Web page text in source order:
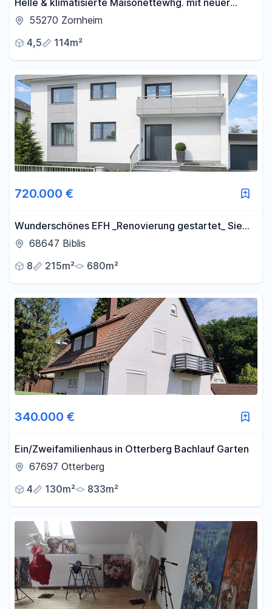
Helle & klimatisierte Maisonettewhg. mit neuer
Küche & Wintergarten - Erstvermietung nach
55270 Zornheim
4,5
114m²
720.000 €
Wunderschönes EFH _Renovierung gestartet_ Sie
möchten mitgestalten ? >JETZT SOFORT MELDEN<
68647 Biblis
8
215m² 680m²
340.000 €
Ein/Zweifamilienhaus in Otterberg Bachlauf Garten
67697 Otterberg
4
130m² 833m²